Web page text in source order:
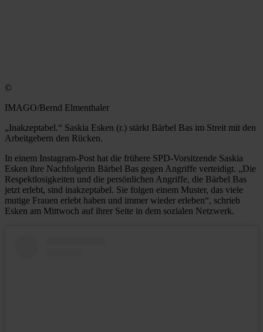
©
IMAGO/Bernd Elmenthaler
„Inakzeptabel.“ Saskia Esken (r.) stärkt Bärbel Bas im Streit mit den
Arbeitgebern den Rücken.
In einem Instagram-Post hat die frühere SPD-Vorsitzende Saskia
Esken ihre Nachfolgerin Bärbel Bas gegen Angriffe verteidigt. „Die
Respektlosigkeiten und die persönlichen Angriffe, die Bärbel Bas
jetzt erlebt, sind inakzeptabel. Sie folgen einem Muster, das viele
mutige Frauen erlebt haben und immer wieder erleben“, schrieb
Esken am Mittwoch auf ihrer Seite in dem sozialen Netzwerk.